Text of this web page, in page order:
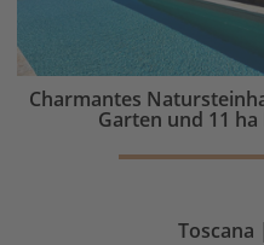
Charmantes
Garten und 11
Toscana